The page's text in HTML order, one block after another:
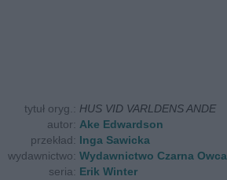
tytuł oryg.: HUS VID VARLDENS ANDE
autor: Ake Edwardson
przekład: Inga Sawicka
wydawnictwo: Wydawnictwo Czarna Owca
seria: Erik Winter